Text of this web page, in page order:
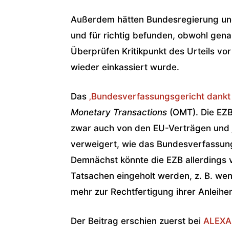
Außerdem hätten Bundesregierung
und für richtig befunden, obwohl
Überprüfen Kritikpunkt des Urteils
wieder einkassiert wurde.
Das ‚Bundesverfassungsgericht dankt
Monetary Transactions (OMT). Die
zwar auch von den EU-Verträgen
verweigert, wie das
Demnächst könnte die EZB
Tatsachen eingeholt werden, z. B.
mehr zur Rechtfertigung ihrer
Der Beitrag erschien zuerst bei